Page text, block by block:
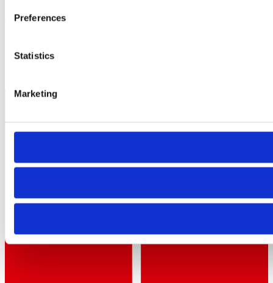
Preferences
Statistics
Marketing
Copyright 2026 - BESSEY Gruppe